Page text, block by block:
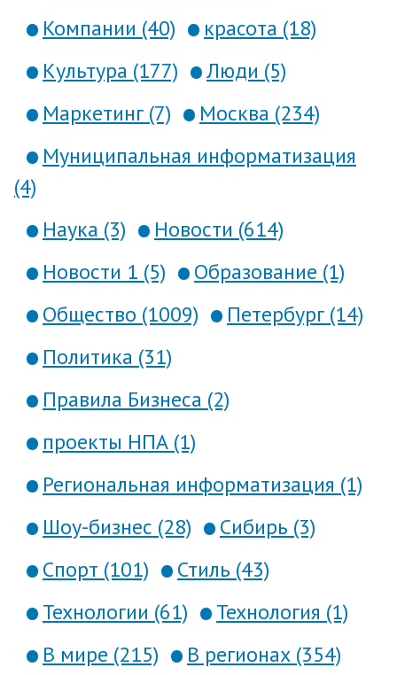
Компании (40)
красота (18)
Культура (177)
Люди (5)
Маркетинг (7)
Москва (234)
Муниципальная информатизация
(4)
Наука (3)
Новости (614)
Новости 1 (5)
Образование (1)
Общество (1009)
Петербург (14)
Политика (31)
Правила Бизнеса (2)
проекты НПА (1)
Региональная информатизация (1)
Шоу-бизнес (28)
Сибирь (3)
Спорт (101)
Стиль (43)
Технологии (61)
Технология (1)
В мире (215)
В регионах (354)